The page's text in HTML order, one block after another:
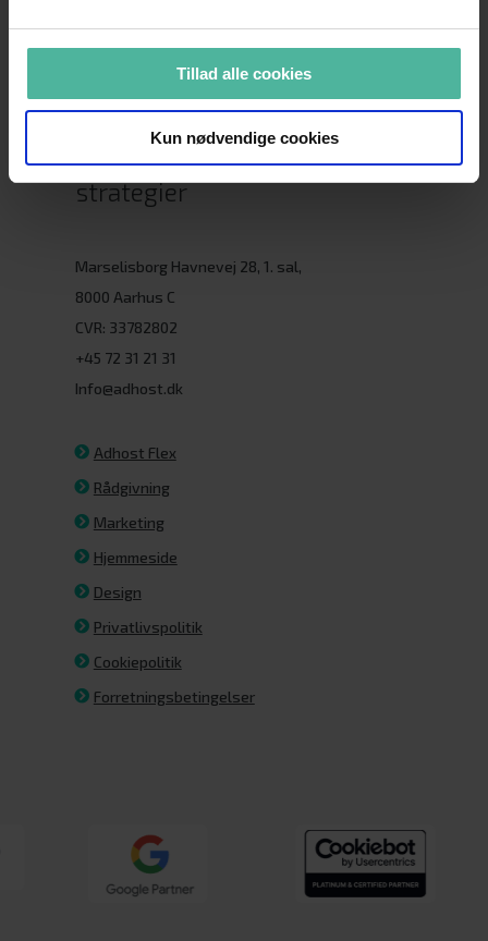
Tillad alle cookies
Kun nødvendige cookies
Fremsynede digitale
strategier
Marselisborg Havnevej 28, 1. sal,
8000 Aarhus C
CVR: 33782802
+45 72 31 21 31
Info@adhost.dk
Adhost Flex
Rådgivning
Marketing
Hjemmeside
Design
Privatlivspolitik
Cookiepolitik
Forretningsbetingelser